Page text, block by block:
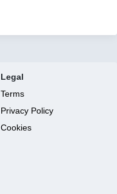
Legal
Terms
Privacy Policy
Cookies